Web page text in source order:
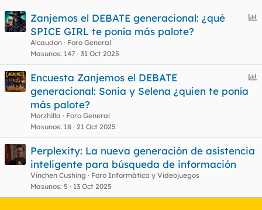
e
sE
e
s
Zanjemos el DEBATE generacional: ¿qué
SPICE GIRL te ponía más palote?
Alcaudon
Foro General
Masunos 147 31 Oct 2025
E
s
Encuesta Zanjemos el DEBATE
generacional: Sonia y Selena ¿quien te ponía
más palote?
Morzhilla
Foro General
Masunos 18 21 Oct 2025
Perplexity: La nueva generación de asistencia
inteligente para búsqueda de información
Vinchen Cushing
Foro Informática y Videojuegos
Masunos 5 13 Oct 2025